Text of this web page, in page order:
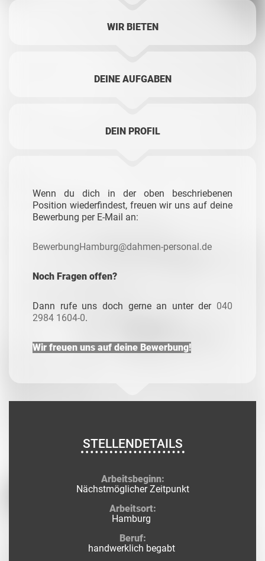
WIR BIETEN
DEINE AUFGABEN
DEIN PROFIL
Wenn du dich in der oben beschriebenen
Position wiederfindest, freuen wir uns auf deine
Bewerbung per E-Mail an:
BewerbungHamburg@dahmen-personal.de
Noch Fragen offen?
Dann rufe uns doch gerne an unter der 040
2984 1604-0.
Wir freuen uns auf deine Bewerbung!
STELLENDETAILS
Arbeitsbeginn:
Nächstmöglicher Zeitpunkt
Arbeitsort:
Hamburg
Beruf:
handwerklich begabt